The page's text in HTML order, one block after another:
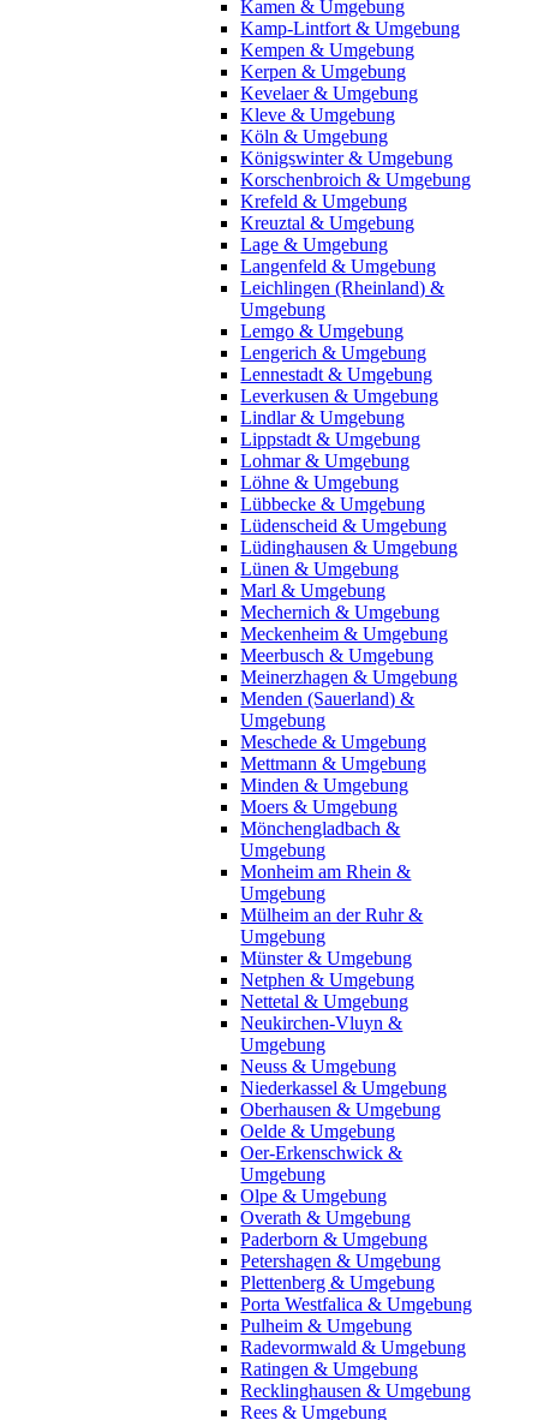
Kamen & Umgebung
Kamp-Lintfort & Umgebung
Kempen & Umgebung
Kerpen & Umgebung
Kevelaer & Umgebung
Kleve & Umgebung
Köln & Umgebung
Königswinter & Umgebung
Korschenbroich & Umgebung
Krefeld & Umgebung
Kreuztal & Umgebung
Lage & Umgebung
Langenfeld & Umgebung
Leichlingen (Rheinland) &
Umgebung
Lemgo & Umgebung
Lengerich & Umgebung
Lennestadt & Umgebung
Leverkusen & Umgebung
Lindlar & Umgebung
Lippstadt & Umgebung
Lohmar & Umgebung
Löhne & Umgebung
Lübbecke & Umgebung
Lüdenscheid & Umgebung
Lüdinghausen & Umgebung
Lünen & Umgebung
Marl & Umgebung
Mechernich & Umgebung
Meckenheim & Umgebung
Meerbusch & Umgebung
Meinerzhagen & Umgebung
Menden (Sauerland) &
Umgebung
Meschede & Umgebung
Mettmann & Umgebung
Minden & Umgebung
Moers & Umgebung
Mönchengladbach &
Umgebung
Monheim am Rhein &
Umgebung
Mülheim an der Ruhr &
Umgebung
Münster & Umgebung
Netphen & Umgebung
Nettetal & Umgebung
Neukirchen-Vluyn &
Umgebung
Neuss & Umgebung
Niederkassel & Umgebung
Oberhausen & Umgebung
Oelde & Umgebung
Oer-Erkenschwick &
Umgebung
Olpe & Umgebung
Overath & Umgebung
Paderborn & Umgebung
Petershagen & Umgebung
Plettenberg & Umgebung
Porta Westfalica & Umgebung
Pulheim & Umgebung
Radevormwald & Umgebung
Ratingen & Umgebung
Recklinghausen & Umgebung
Rees & Umgebung